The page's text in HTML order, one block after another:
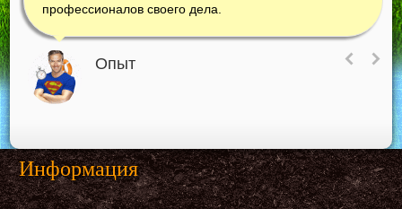
профессионалов своего дела.
Опыт
Информация